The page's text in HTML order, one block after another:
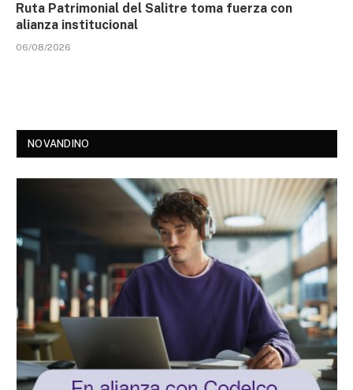
Ruta Patrimonial del Salitre toma fuerza con
alianza institucional
06/08/2026
NOVANDINO